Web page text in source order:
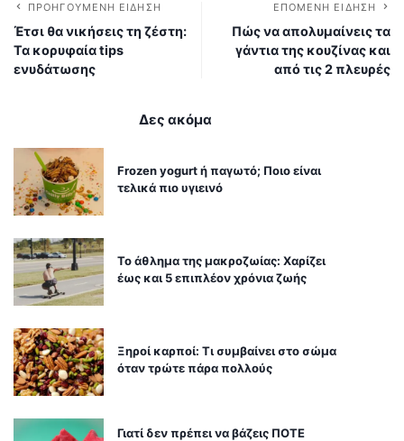
ΠΡΟΗΓΟΎΜΕΝΗ ΕΊΔΗΣΗ
Έτσι θα νικήσεις τη ζέστη:
Τα κορυφαία tips
ενυδάτωσης
ΕΠΌΜΕΝΗ ΕΊΔΗΣΗ
Πώς να απολυμαίνεις τα
γάντια της κουζίνας και
από τις 2 πλευρές
Δες ακόμα
Frozen yogurt ή παγωτό; Ποιο είναι
τελικά πιο υγιεινό
Το άθλημα της μακροζωίας: Χαρίζει
έως και 5 επιπλέον χρόνια ζωής
Ξηροί καρποί: Τι συμβαίνει στο σώμα
όταν τρώτε πάρα πολλούς
Γιατί δεν πρέπει να βάζεις ΠΟΤΕ